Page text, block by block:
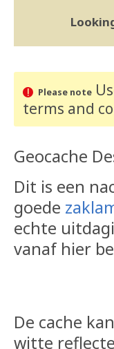
Please note
terms and
Geocache
Dit is een
goede
echte
vanaf hier
De cache
witte